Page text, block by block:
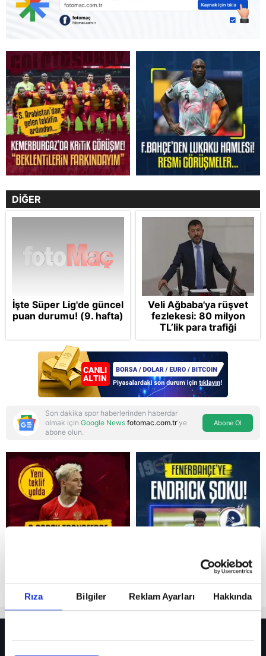
Rıza Bilgiler Reklam Ayarları Hakkında
Reddet
DİĞER
İşte Süper Lig'de güncel
puan durumu! (9. hafta)
Veli Ağbaba'ya rüşvet
fezlekesi: 80 milyon
TL’lik para trafiği
dosyada! CHP’li
belediyeleri haraca
bağlamış
Son dakika spor haberlerinden haberdar
olmak için Google News fotomac.com.tr'ye
abone olun.
Abone Ol